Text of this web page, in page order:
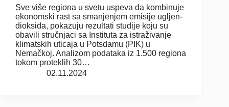
Sve više regiona u svetu uspeva da kombinuje
ekonomski rast sa smanjenjem emisije ugljen-
dioksida, pokazuju rezultati studije koju su
obavili stručnjaci sa Instituta za istraživanje
klimatskih uticaja u Potsdamu (PIK) u
Nemačkoj. Analizom podataka iz 1.500 regiona
tokom proteklih 30…
02.11.2024